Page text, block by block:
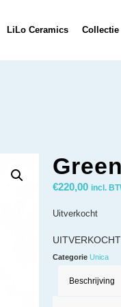
LiLo Ceramics Collectie
€220,00 incl.
Uitverkocht
UITVERKOCHT
Categorie Unica
Beschrijving